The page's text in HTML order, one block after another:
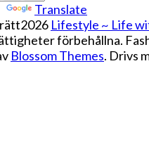
Translate
Lifestyle ~ Life
förbehållna.
Blossom Themes. Drivs